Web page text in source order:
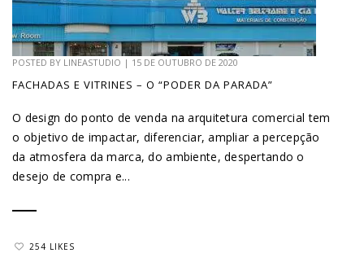
POSTED BY LINEASTUDIO | 15 DE OUTUBRO DE 2020
FACHADAS E VITRINES – O “PODER DA PARADA”
O design do ponto de venda na arquitetura comercial tem
o objetivo de impactar, diferenciar, ampliar a percepção
da atmosfera da marca, do ambiente, despertando o
desejo de compra e...
254 LIKES